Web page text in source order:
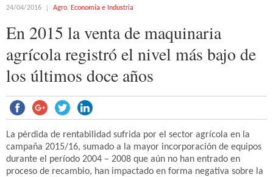
24/04/2016 Agro, Economía e Industria
En 2015 la venta de maquinaria
agrícola registró el nivel más bajo de
los últimos doce años
La pérdida de rentabilidad sufrida por el sector agrícola en la
campaña 2015/16, sumado a la mayor incorporación de equipos
durante el período 2004 – 2008 que aún no han entrado en
proceso de recambio, han impactado en forma negativa sobre la